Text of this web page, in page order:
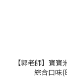
【郭老師】寶寶
綜合口味